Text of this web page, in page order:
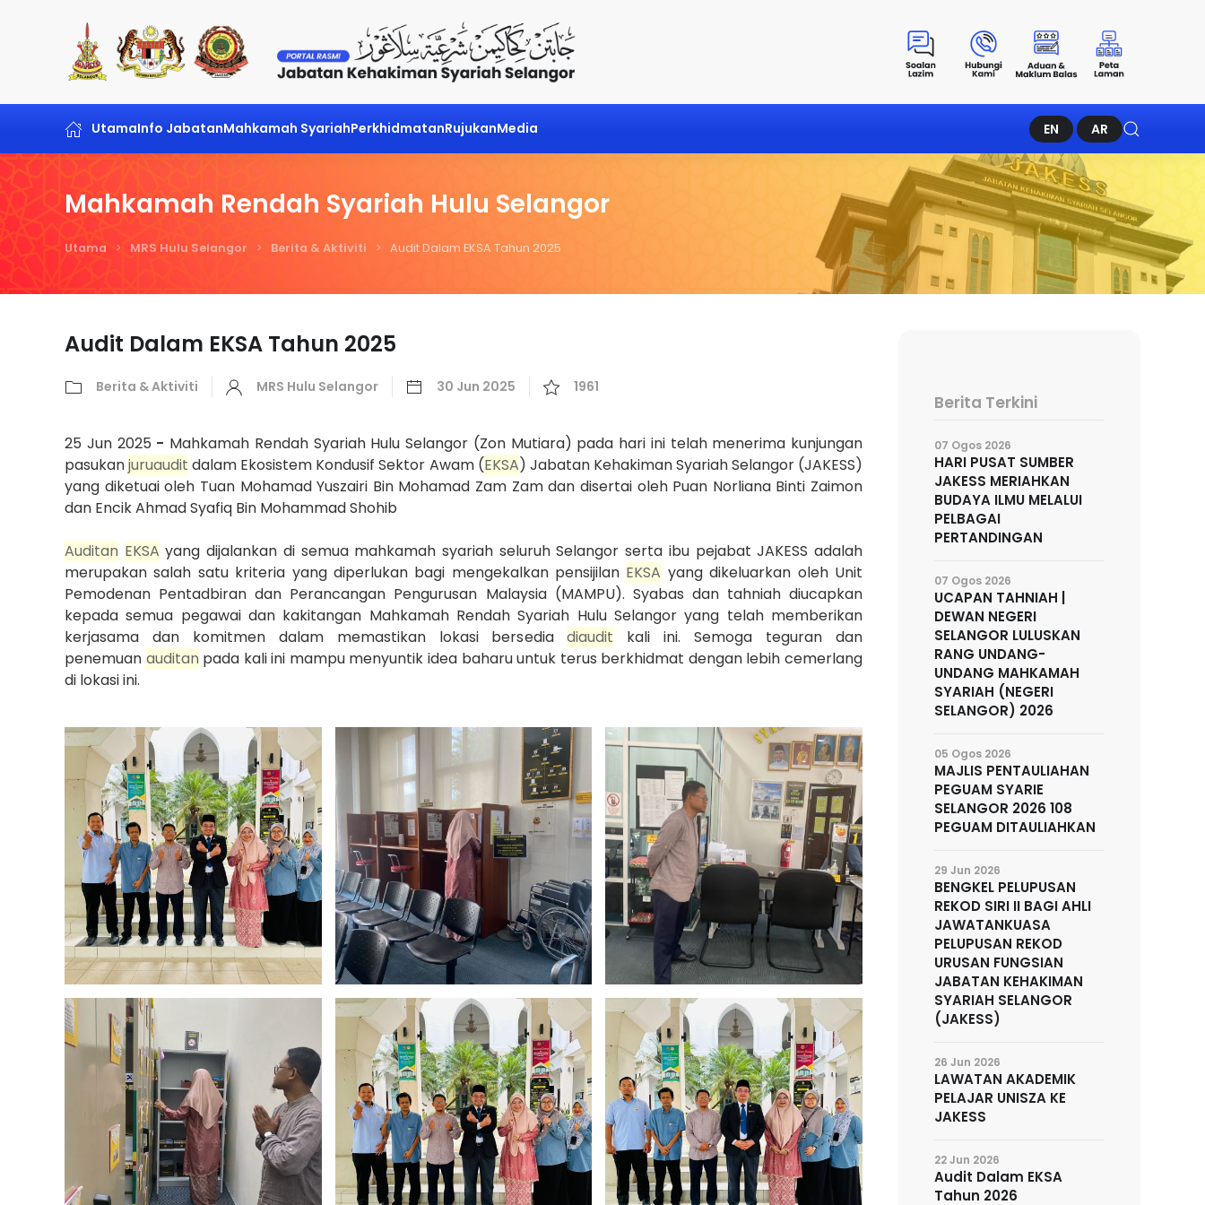
Skip to main content
UtamaInfo JabatanMahkamah SyariahPerkhidmatanRujukanMedia EN AR
Mahkamah Rendah Syariah Hulu Selangor
Utama MRS Hulu Selangor Berita & Aktiviti Audit Dalam EKSA Tahun 2025
Audit Dalam EKSA Tahun 2025
Berita & Aktiviti MRS Hulu Selangor 30 Jun 2025 1961
25 Jun 2025 - Mahkamah Rendah Syariah Hulu Selangor (Zon Mutiara) pada hari ini telah menerima kunjungan
pasukanjuruaudit dalam Ekosistem Kondusif Sektor Awam (EKSA) Jabatan Kehakiman Syariah Selangor (JAKESS)
yang diketuai oleh Tuan Mohamad Yuszairi Bin Mohamad Zam Zam dan disertai oleh Puan Norliana Binti Zaimon
dan Encik Ahmad Syafiq Bin Mohammad Shohib
Auditan EKSA yang dijalankan di semua mahkamah syariah seluruh Selangor serta ibu pejabat JAKESS adalah
merupakan salah satu kriteria yang diperlukan bagi mengekalkan pensijilan EKSA yang dikeluarkan oleh Unit
Pemodenan Pentadbiran dan Perancangan Pengurusan Malaysia (MAMPU). Syabas dan tahniah diucapkan
kepada semua pegawai dan kakitangan Mahkamah Rendah Syariah Hulu Selangor yang telah memberikan
kerjasama dan komitmen dalam memastikan lokasi bersediadiaudit kali ini. Semoga teguran dan
penemuan auditan pada kali ini mampu menyuntik idea baharu untuk terus berkhidmat dengan lebih cemerlang
di lokasi ini.
Berita Terkini
07 Ogos 2026
HARI PUSAT SUMBER
JAKESS MERIAHKAN
BUDAYA ILMU MELALUI
PELBAGAI
PERTANDINGAN
07 Ogos 2026
UCAPAN TAHNIAH |
DEWAN NEGERI
SELANGOR LULUSKAN
RANG UNDANG-
UNDANG MAHKAMAH
SYARIAH (NEGERI
SELANGOR) 2026
05 Ogos 2026
MAJLIS PENTAULIAHAN
PEGUAM SYARIE
SELANGOR 2026 108
PEGUAM DITAULIAHKAN
29 Jun 2026
BENGKEL PELUPUSAN
REKOD SIRI II BAGI AHLI
JAWATANKUASA
PELUPUSAN REKOD
URUSAN FUNGSIAN
JABATAN KEHAKIMAN
SYARIAH SELANGOR
(JAKESS)
26 Jun 2026
LAWATAN AKADEMIK
PELAJAR UNISZA KE
JAKESS
22 Jun 2026
Audit Dalam EKSA
Tahun 2026